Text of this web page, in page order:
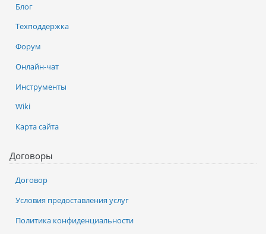
Блог
Техподдержка
Форум
Онлайн-чат
Инструменты
Wiki
Карта сайта
Договоры
Договор
Условия предоставления услуг
Политика конфиденциальности